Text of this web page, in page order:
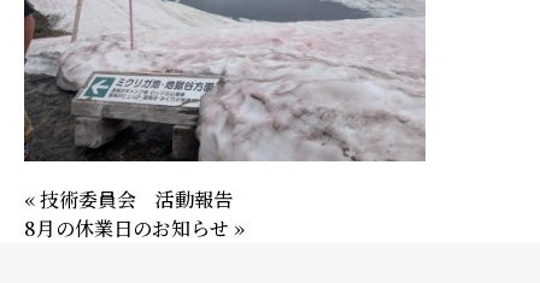
« 技術委員会 活動報告
8月の休業日のお知らせ »